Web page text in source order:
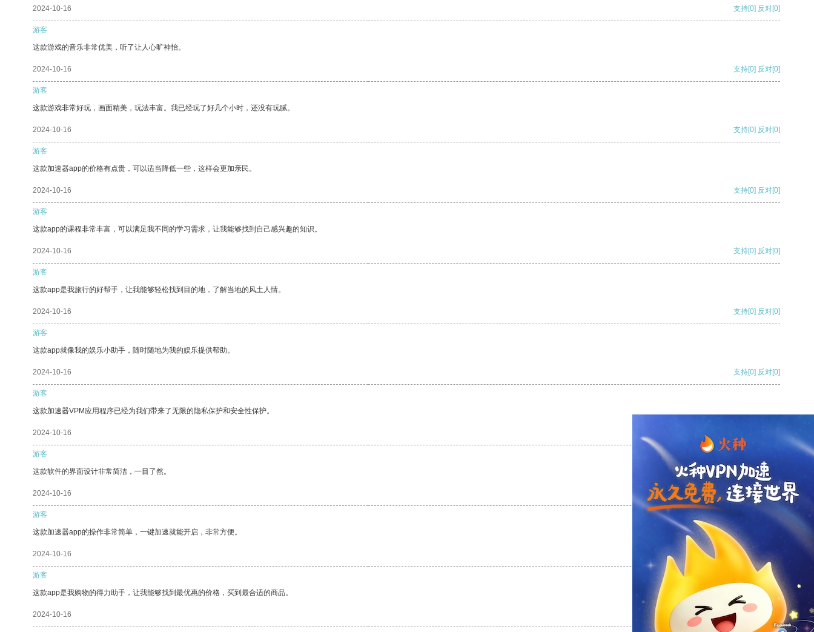
2024-10-16 支持[0] 反对[0]
游客
这款游戏的音乐非常优美，听了让人心旷神怡。
2024-10-16 支持[0] 反对[0]
游客
这款游戏非常好玩，画面精美，玩法丰富。我已经玩了好几个小时，还没有玩腻。
2024-10-16 支持[0] 反对[0]
游客
这款加速器app的价格有点贵，可以适当降低一些，这样会更加亲民。
2024-10-16 支持[0] 反对[0]
游客
这款app的课程非常丰富，可以满足我不同的学习需求，让我能够找到自己感兴趣的知识。
2024-10-16 支持[0] 反对[0]
游客
这款app是我旅行的好帮手，让我能够轻松找到目的地，了解当地的风土人情。
2024-10-16 支持[0] 反对[0]
游客
这款app就像我的娱乐小助手，随时随地为我的娱乐提供帮助。
2024-10-16 支持[0] 反对[0]
游客
这款加速器VPM应用程序已经为我们带来了无限的隐私保护和安全性保护。
2024-10-16
游客
这款软件的界面设计非常简洁，一目了然。
2024-10-16 支持 [0] 反对[0]
游客
这款加速器app的操作非常简单，一键加速就能开启，非常方便。
2024-10-16 支持[0] 反对
游客
这款app是我购物的得力助手，让我能够找到最优惠的价格，买到最合适的商品。
2024-10-16 支持[0] 反对[0]